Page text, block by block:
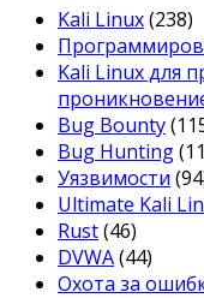
Kali Linux(238)
Kali Linux для
Bug Bounty
Bug Hunting
Уязвимости
Ultimate Kali
Rust(46)
DVWA(44)
Охота за